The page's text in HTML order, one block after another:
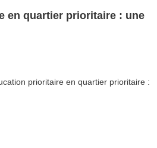
en quartier prioritaire : une